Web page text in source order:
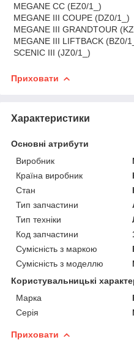
MEGANE CC (EZ0/1_)
MEGANE III COUPE (DZ0/1_)
MEGANE III GRANDTOUR
MEGANE III LIFTBACK (BZ0/
SCENIC III (JZ0/1_)
Приховати
Характеристики
Основні атрибути
Виробник
Країна виробник
Стан
Тип запчастини
Тип техніки
Код запчастини
Сумісність з маркою
Сумісність з моделлю
Користувальницькі
Марка
Серія
Приховати